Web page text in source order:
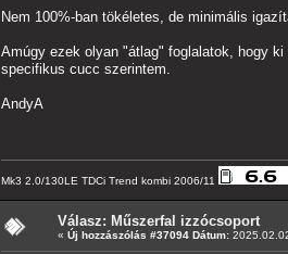
Nem 100%-ban tökéletes, de minimális
Amúgy ezek olyan "átlag" foglalatok, hogy
specifikus cucc szerintem.
AndyA
Mk3 2.0/130LE TDCi Trend kombi 2006/11
Válasz: Műszerfal izzócsoport
« Új hozzászólás #37094 Dátum: